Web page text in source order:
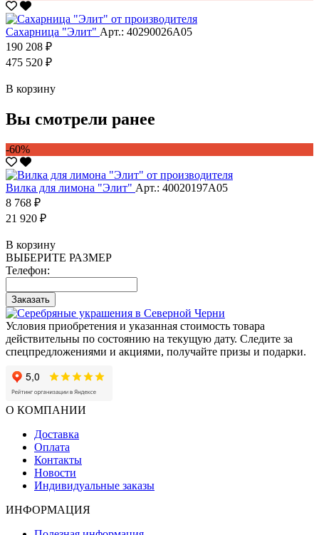
Сахарница "Элит" Арт.: 40290026А05
190 208 ₽
475 520 ₽
В корзину
Вы смотрели ранее
-60%
Вилка для лимона "Элит" Арт.: 40020197А05
8 768 ₽
21 920 ₽
В корзину
ВЫБЕРИТЕ РАЗМЕР
Телефон:
Заказать
Условия приобретения и указанная стоимость товара
действительны по состоянию на текущую дату. Следите за
спецпредложениями и акциями, получайте призы и подарки.
О КОМПАНИИ
Доставка
Оплата
Контакты
Новости
Индивидуальные заказы
ИНФОРМАЦИЯ